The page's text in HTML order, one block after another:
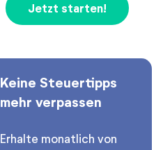
Jetzt starten!
Keine Steuertipps
mehr verpassen
Erhalte monatlich von